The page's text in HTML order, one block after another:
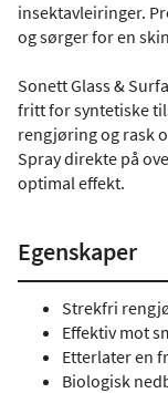
insektavleiringer.
og sørger for en
Sonett Glass &
fritt for syntetiske
rengjøring og rask
Spray direkte på
optimal effekt.
Egenskaper
Strekfri
Effektiv mot
Etterlater en
Biologisk